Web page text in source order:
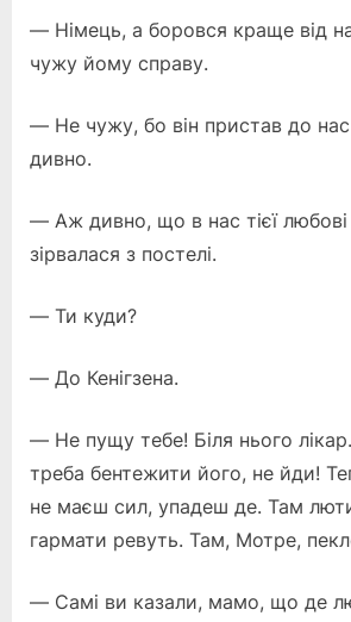
— Німець, а боровся краще від
чужу йому справу.
— Не чужу, бо він пристав до
дивно.
— Аж дивно, що в нас тієї
зірвалася з постелі.
— Ти куди?
— До Кенігзена.
— Не пущу тебе! Біля нього
треба бентежити його, не йди!
не маєш сил, упадеш де. Там
гармати ревуть. Там, Мотре,
— Самі ви казали, мамо, що де